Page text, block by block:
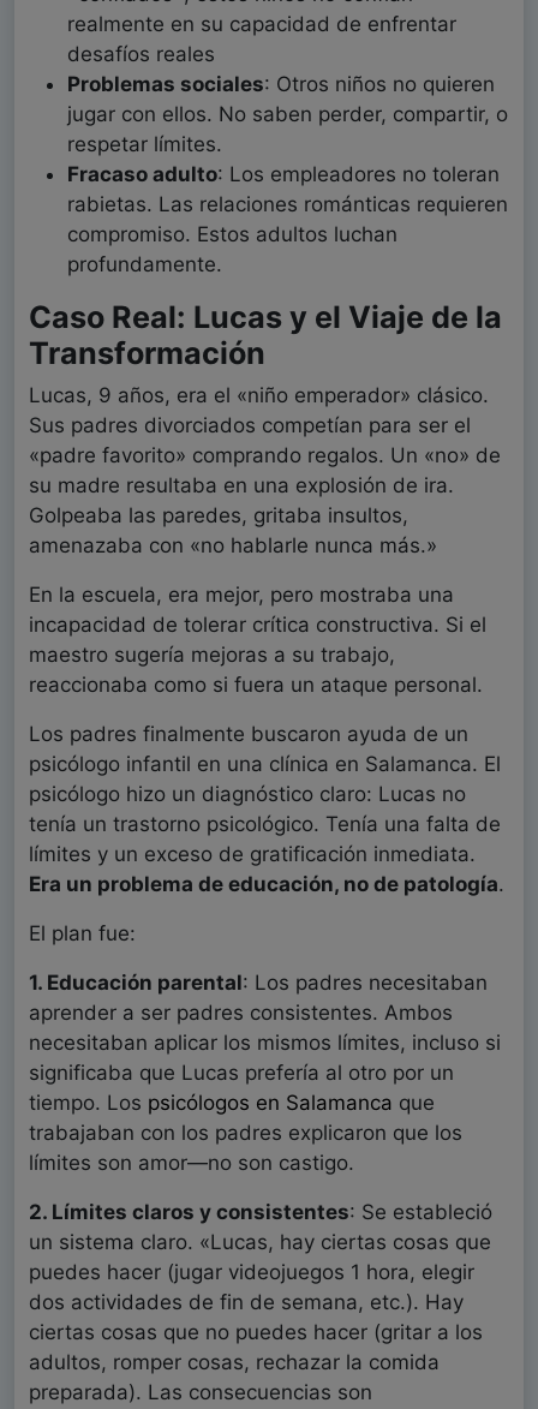
realmente en su capacidad de enfrentar
desafíos reales
Problemas sociales: Otros niños no quieren
jugar con ellos. No saben perder, compartir, o
respetar límites.
Fracaso adulto: Los empleadores no toleran
rabietas. Las relaciones románticas requieren
compromiso. Estos adultos luchan
profundamente.
Caso Real: Lucas y el Viaje de la
Transformación
Lucas, 9 años, era el «niño emperador» clásico.
Sus padres divorciados competían para ser el
«padre favorito» comprando regalos. Un «no» de
su madre resultaba en una explosión de ira.
Golpeaba las paredes, gritaba insultos,
amenazaba con «no hablarle nunca más.»
En la escuela, era mejor, pero mostraba una
incapacidad de tolerar crítica constructiva. Si el
maestro sugería mejoras a su trabajo,
reaccionaba como si fuera un ataque personal.
Los padres finalmente buscaron ayuda de un
psicólogo infantil en una clínica en Salamanca. El
psicólogo hizo un diagnóstico claro: Lucas no
tenía un trastorno psicológico. Tenía una falta de
límites y un exceso de gratificación inmediata.
Era un problema de educación, no de patología.
El plan fue:
1. Educación parental: Los padres necesitaban
aprender a ser padres consistentes. Ambos
necesitaban aplicar los mismos límites, incluso si
significaba que Lucas prefería al otro por un
tiempo. Los psicólogos en Salamanca que
trabajaban con los padres explicaron que los
límites son amor—no son castigo.
2. Límites claros y consistentes: Se estableció
un sistema claro. «Lucas, hay ciertas cosas que
puedes hacer (jugar videojuegos 1 hora, elegir
dos actividades de fin de semana, etc.). Hay
ciertas cosas que no puedes hacer (gritar a los
adultos, romper cosas, rechazar la comida
preparada). Las consecuencias son